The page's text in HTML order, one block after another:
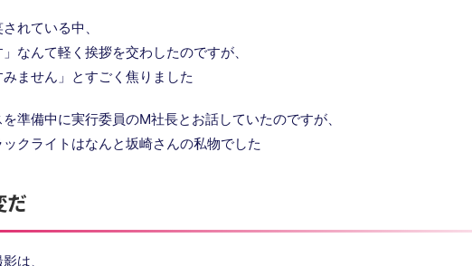
れている中、
」なんて軽く挨拶を交わしたのですが、
ません」とすごく焦りました
準備中に実行委員のM社長とお話していたのですが、
クライトはなんと坂崎さんの私物でした
だ
は、